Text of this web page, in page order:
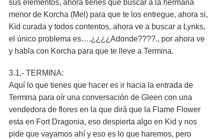
sus elementos, ahora tienes que buscar a la hermana
menor de Korcha (Mel) para que te los entregue, ahora si,
Kid curada y todos contentos, ahora ve a buscar a Lynks,
el único problema es….¿¿¿¿Adonde????., por ahora ve
y habla con Korcha para que te lleve a Termina.
3.1.- TERMINA:
Aquí lo que tienes que hacer es ir hacia la entrada de
Termina para oír una conversación de Gleen con una
vendedora de flores en la que dirá que la Flame Flower
esta en Fort Dragonia, eso despierta algo en Kid y nos
pide que vayamos ahí y eso es lo que haremos, pero